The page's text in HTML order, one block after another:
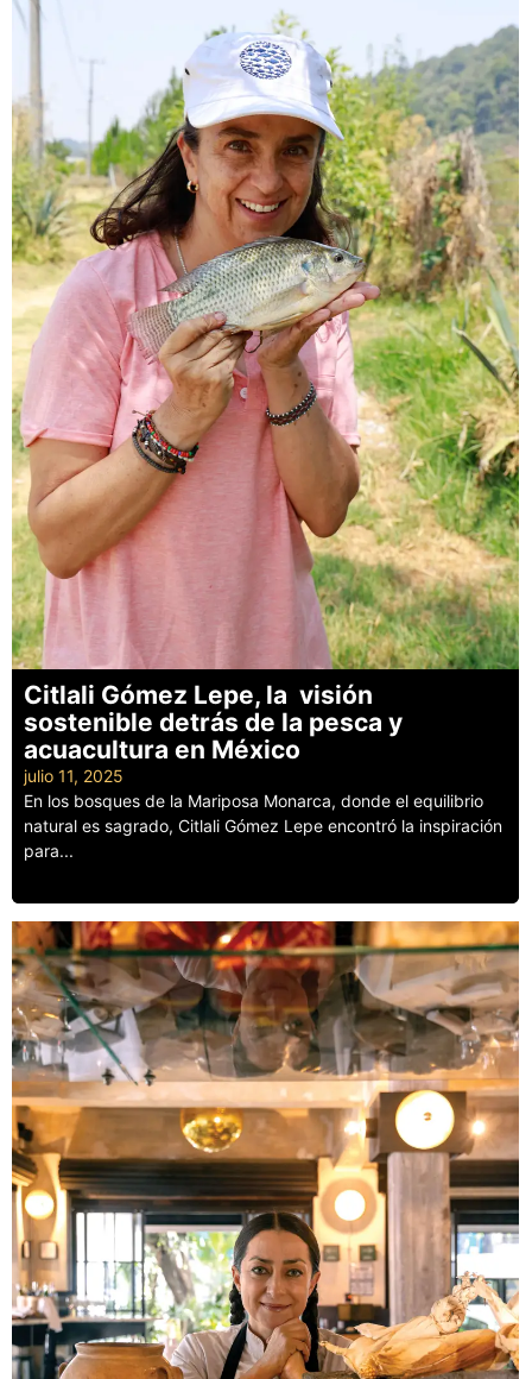
Citlali Gómez Lepe, la visión
sostenible detrás de la pesca y
acuacultura en México
julio 11, 2025
En los bosques de la Mariposa Monarca, donde el equilibrio
natural es sagrado, Citlali Gómez Lepe encontró la inspiración
para...